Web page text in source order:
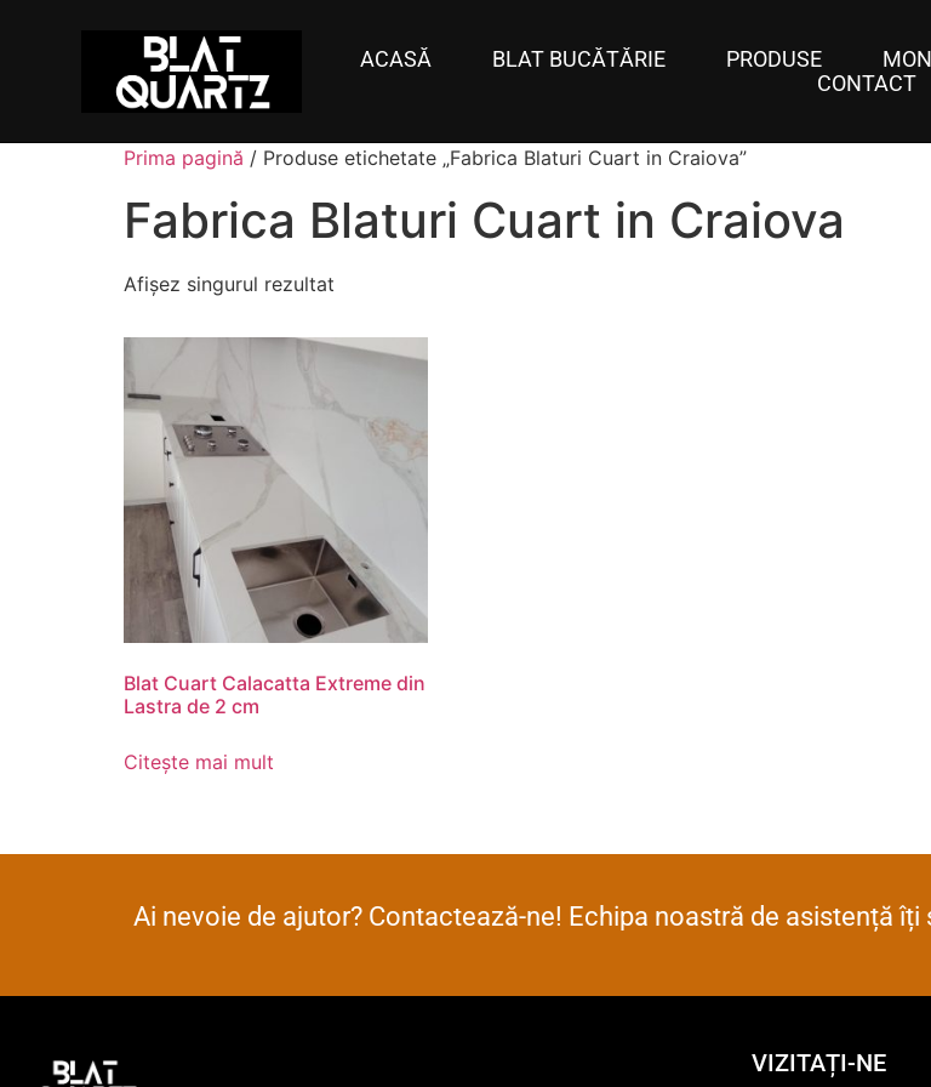
ACASĂ BLAT BUCĂTĂRIE PRODUSE
CONTACT
Prima pagină / Produse etichetate „Fabrica Blaturi Cuart in Craiova”
Fabrica Blaturi Cuart in Craiova
Afișez singurul rezultat
Blat Cuart Calacatta Extreme din
Lastra de 2 cm
Citește mai mult
Ai nevoie de ajutor? Contactează-ne! Echipa noastră de asistență
VIZITAȚI-NE